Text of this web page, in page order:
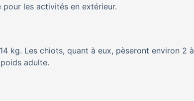
les activités en extérieur.
kg. Les chiots, quant à eux, pèseront environ 2 à
adulte.